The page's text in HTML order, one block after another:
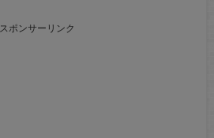
スポンサーリンク